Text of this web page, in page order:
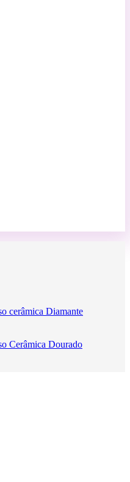
cerâmica Diamante
Cerâmica Dourado